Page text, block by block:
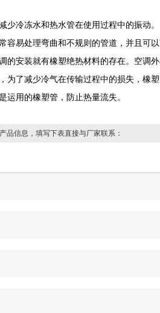
冷冻水和热水管在使用过程中的振动。
易处理弯曲和不规则的管道，并且可以
的安装就有橡塑绝热材料的存在。空调
为了减少冷气在传输过程中的损失，橡
运用的橡塑管，防止热量流失。
品信息，填写下表直接与厂家联系：